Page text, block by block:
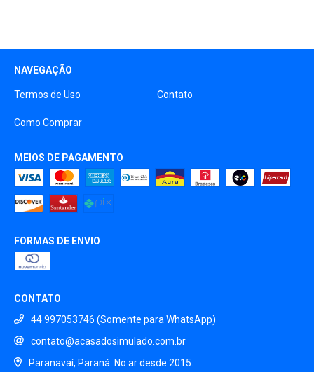
NAVEGAÇÃO
Termos de Uso Contato
Como Comprar
MEIOS DE PAGAMENTO
FORMAS DE ENVIO
CONTATO
44 997053746 (Somente para WhatsApp)
contato@acasadosimulado.com.br
Paranavaí, Paraná. No ar desde 2015.